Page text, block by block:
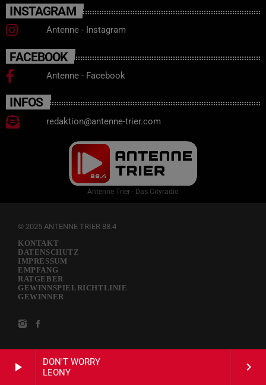
play_arrow
DON'T WORRY
LEONY
keyboard_arrow_right
INSTAGRAM
Antenne - Instagram
FACEBOOK
Antenne - Facebook
INFOS
redaktion@antenne-trier.com
Antenne Trier - Das Cityradio
© 2025 ANTENNE TRIER 88.4
KONTAKT
DATENSCHUTZ
IMPRESSUM
EMPFANG
RATGEBER
GEWINNSPIELRICHTLINIE
GEWINNER